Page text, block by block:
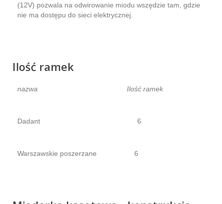
(12V) pozwala na odwirowanie miodu wszędzie tam, gdzie
nie ma dostępu do sieci elektrycznej.
Ilość ramek
nazwa Ilość ramek
Dadant 6
Warszawskie poszerzane 6